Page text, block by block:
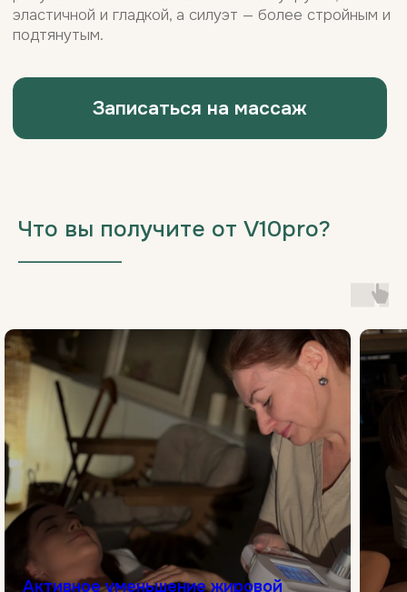
Что вы получите от V10pro?
Активное уменьшение жировой